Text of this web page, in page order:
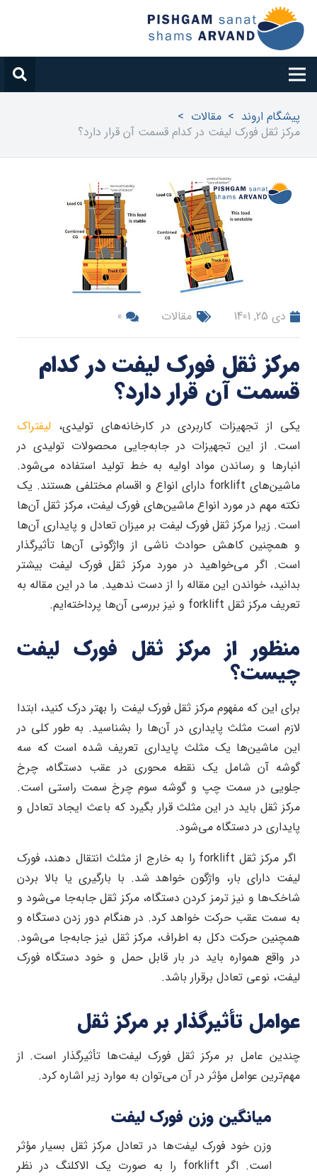
پیشگام اروند > مقالات >
مرکز ثقل فورک لیفت در کدام قسمت آن قرار دارد؟
دی 25, 1401 مقالات 0
مرکز ثقل فورک لیفت در کدام
قسمت آن قرار دارد؟
یکی از تجهیزات کاربردی در کارخانه‌های تولیدی، لیفتراک‌
است. از این تجهیزات در جابه‌جایی محصولات تولیدی در
انبارها و رساندن مواد اولیه به خط تولید استفاده می‌شود.
ماشین‌های forklift دارای انواع و اقسام مختلفی هستند. یک
نکته مهم در مورد انواع ماشین‌های فورک لیفت، مرکز ثقل آن‌ها
است. زیرا مرکز ثقل فورک لیفت بر میزان تعادل و‌ پایداری آن‌ها
و همچنین کاهش حوادث ناشی از واژگونی آن‌ها تأثیرگذار
است. اگر می‌خواهید در مورد مرکز ثقل فورک لیفت بیشتر
بدانید، خواندن این مقاله را از دست ندهید. ما در این مقاله به
تعریف مرکز ثقل forklift و نیز بررسی آن‌ها پرداخته‌ایم.
منظور از مرکز ثقل فورک لیفت
چیست؟
برای این که مفهوم مرکز ثقل فورک لیفت را بهتر درک کنید، ابتدا
لازم است مثلث پایداری در آن‌ها را بشناسید. به طور کلی در
این ماشین‌ها یک مثلث پایداری تعریف شده است که سه
گوشه آن شامل یک نقطه محوری در عقب دستگاه، چرخ
جلویی در سمت چپ و گوشه سوم چرخ سمت راستی است.
مرکز ثقل باید در این مثلث قرار بگیرد که باعث ایجاد تعادل و
پایداری در دستگاه می‌شود.
اگر مرکز ثقل forklift را به خارج از مثلث انتقال دهند، فورک
لیفت دارای بار، واژگون خواهد شد. با بارگیری یا بالا بردن
شاخک‌ها و نیز ترمز کردن دستگاه، مرکز ثقل جابه‌جا می‌شود و
به سمت عقب حرکت خواهد کرد. در هنگام دور زدن دستگاه و
همچنین حرکت دکل به اطراف، مرکز ثقل نیز جابه‌جا می‌شود.
در واقع همواره باید در بار قابل حمل و خود دستگاه فورک
لیفت، نوعی تعادل برقرار باشد.
عوامل تأثیرگذار بر مرکز ثقل
چندین عامل بر مرکز ثقل فورک لیفت‌ها تأثیرگذار است. از
مهم‌ترین عوامل مؤثر در آن می‌توان به موارد زیر اشاره کرد.
میانگین وزن فورک لیفت
وزن خود فورک لیفت‌ها در تعادل مرکز ثقل بسیار مؤثر
است. اگر forklift را به صورت یک الاکلنگ در نظر